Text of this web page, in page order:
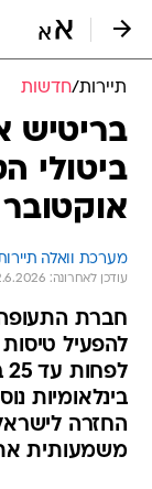
תיירות/חדשות
בריטיש
ביטולי
אוקטובר
מערכת וואלה
עודכן לאחרונה: 2.6.2026 / 15:09
חברת
להפעיל טיסות
בינלאומיות
החזרה
משמעותית